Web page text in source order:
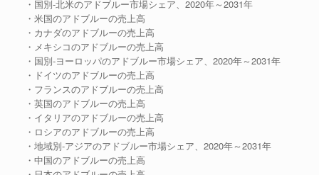
・国別-北米のアドブルー市場シェア、2020年～2031年
・米国のアドブルーの売上高
・カナダのアドブルーの売上高
・メキシコのアドブルーの売上高
・国別-ヨーロッパのアドブルー市場シェア、2020年～2031年
・ドイツのアドブルーの売上高
・フランスのアドブルーの売上高
・英国のアドブルーの売上高
・イタリアのアドブルーの売上高
・ロシアのアドブルーの売上高
・地域別-アジアのアドブルー市場シェア、2020年～2031年
・中国のアドブルーの売上高